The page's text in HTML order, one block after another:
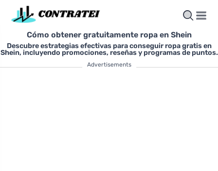
Cómo obtener gratuitamente ropa en Shein
Descubre estrategias efectivas para conseguir ropa gratis en
Shein, incluyendo promociones, reseñas y programas de puntos.
Advertisements